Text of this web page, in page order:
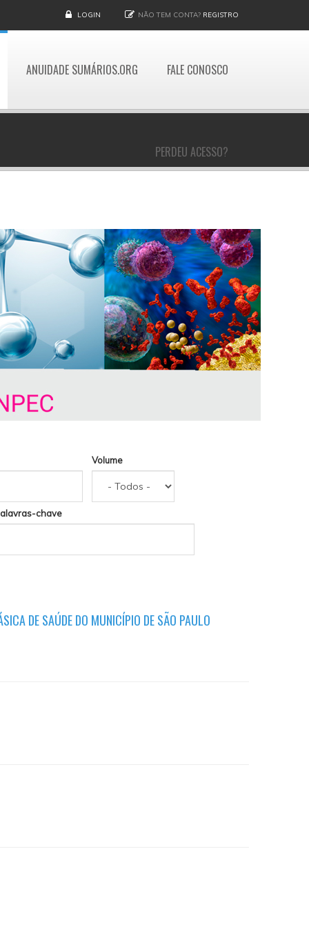
LOGIN NÃO TEM CONTA? REGISTRO
ANUIDADE SUMÁRIOS.ORG FALE CONOSCO
PERDEU ACESSO?
Volume
chave
DE SAÚDE DO MUNICÍPIO DE SÃO PAULO